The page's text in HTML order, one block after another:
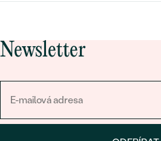
Newsletter